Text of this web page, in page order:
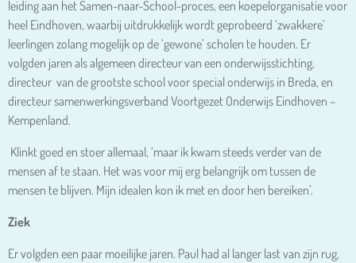
leiding aan het Samen-naar-School-proces, een koepelorganisatie voor
heel Eindhoven, waarbij uitdrukkelijk wordt geprobeerd ‘zwakkere’
leerlingen zolang mogelijk op de ‘gewone’ scholen te houden. Er
volgden jaren als algemeen directeur van een onderwijsstichting,
directeur van de grootste school voor special onderwijs in Breda, en
directeur samenwerkingsverband Voortgezet Onderwijs Eindhoven –
Kempenland.
Klinkt goed en stoer allemaal, ‘maar ik kwam steeds verder van de
mensen af te staan. Het was voor mij erg belangrijk om tussen de
mensen te blijven. Mijn idealen kon ik met en door hen bereiken’.
Ziek
Er volgden een paar moeilijke jaren. Paul had al langer last van zijn rug,